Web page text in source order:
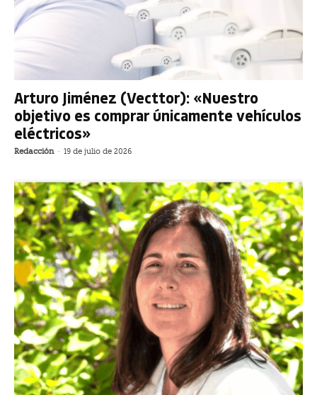
Arturo Jiménez (Vecttor): «Nuestro
objetivo es comprar únicamente vehículos
eléctricos»
Redacción - 19 de julio de 2026